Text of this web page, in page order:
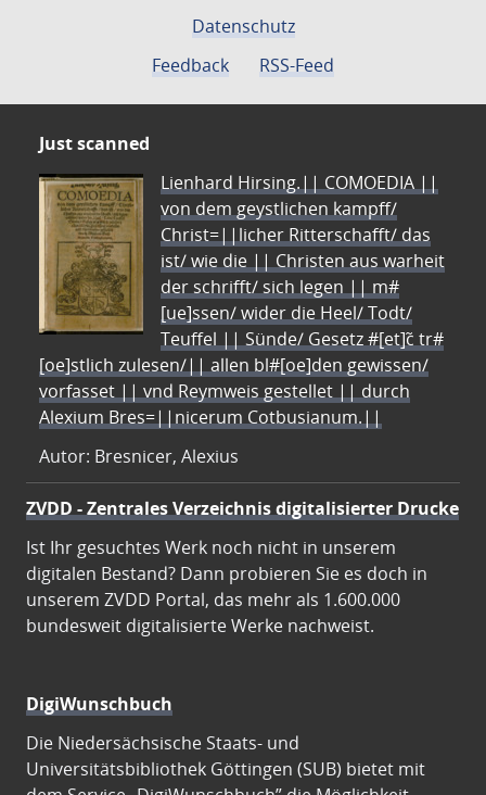
Datenschutz
Feedback
RSS-Feed
Just scanned
Lienhard Hirsing.|| COMOEDIA ||
von dem geystlichen kampff/
Christ=||licher Ritterschafft/ das
ist/ wie die || Christen aus warheit
der schrifft/ sich legen || m#
[ue]ssen/ wider die Heel/ Todt/
Teuffel || Sünde/ Gesetz #[et]c̃ tr#
[oe]stlich zulesen/|| allen bl#[oe]den gewissen/
vorfasset || vnd Reymweis gestellet || durch
Alexium Bres=||nicerum Cotbusianum.||
Autor: Bresnicer, Alexius
ZVDD - Zentrales Verzeichnis digitalisierter Drucke
Ist Ihr gesuchtes Werk noch nicht in unserem
digitalen Bestand? Dann probieren Sie es doch in
unserem ZVDD Portal, das mehr als 1.600.000
bundesweit digitalisierte Werke nachweist.
DigiWunschbuch
Die Niedersächsische Staats- und
Universitätsbibliothek Göttingen (SUB) bietet mit